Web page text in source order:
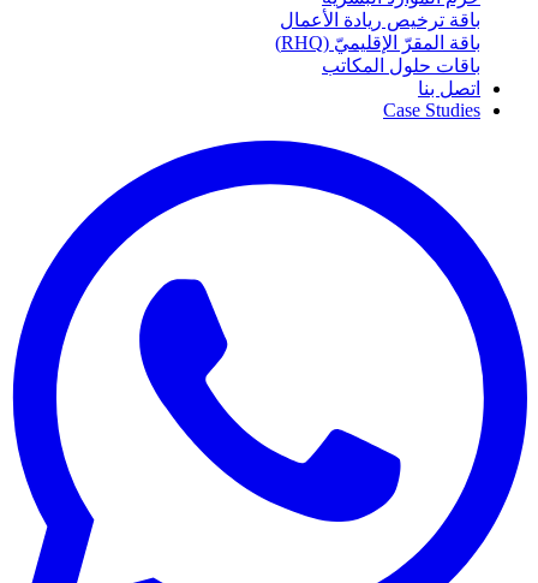
باقة ترخيص ريادة الأعمال
باقة المقرّ الإقليميّ (RHQ)
باقات حلول المكاتب
اتصل بنا
Case Studies